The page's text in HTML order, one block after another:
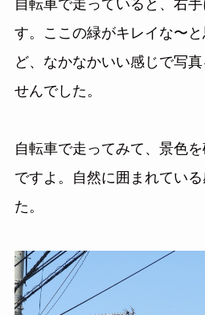
自転車で走っていると、右
す。ここの緑がキレイな〜
ど、なかなかいい感じで写
せんでした。
自転車で走ってみて、景色
ですよ。自然に囲まれてい
た。